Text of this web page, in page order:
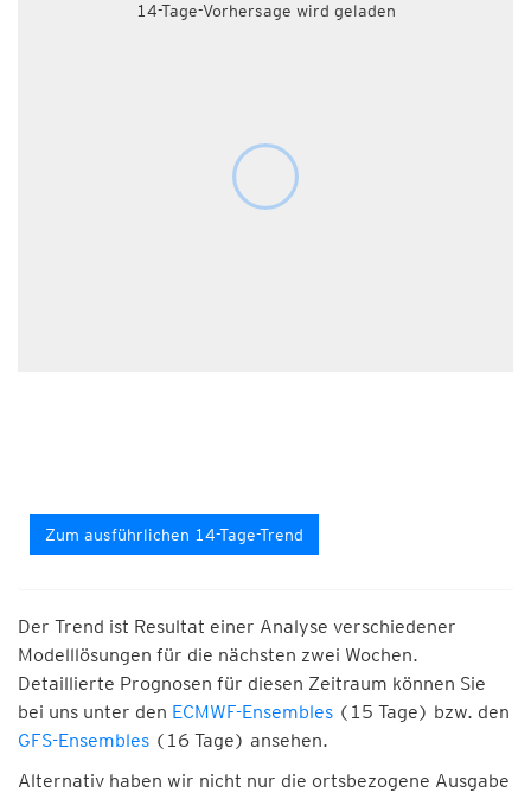
14-Tage-Vorhersage wird geladen
Zum ausführlichen 14-Tage-Trend
Der Trend ist Resultat einer Analyse verschiedener
Modelllösungen für die nächsten zwei Wochen.
Detaillierte Prognosen für diesen Zeitraum können Sie
bei uns unter den ECMWF-Ensembles (15 Tage) bzw. den
GFS-Ensembles (16 Tage) ansehen.
Alternativ haben wir nicht nur die ortsbezogene Ausgabe